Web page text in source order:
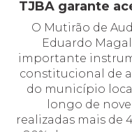
TJBA garante
O Mutirão de
Eduardo
importante
constitucional de
do município
longo de
realizadas mais de